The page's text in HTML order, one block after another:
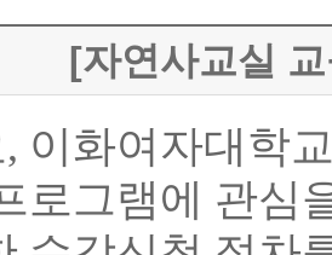
[자연사교실
이화여자대학
로그램에 관심